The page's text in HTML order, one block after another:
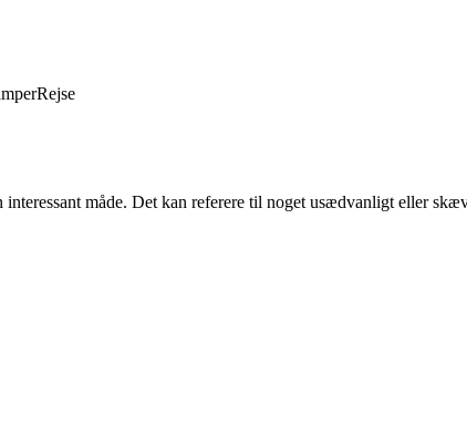
Rejse
måde. Det kan referere til noget usædvanligt eller